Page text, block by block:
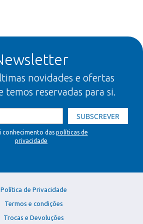
novidades e ofertas
temos reservadas para si.
SUBSCREVER
conhecimento das políticas de
privacidade
Política de Privacidade
Termos e condições
Trocas e Devoluções